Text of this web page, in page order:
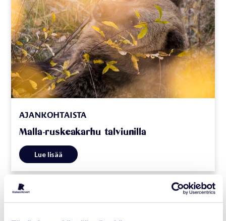
AJANKOHTAISTA
Malla-ruskeakarhu talviunilla
Lue lisää